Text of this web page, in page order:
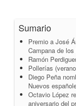
Sumario
Premio a José
Campana de los
Ramón
Pollerías
Diego Peña
Nuevos
Octavio López
aniversario del